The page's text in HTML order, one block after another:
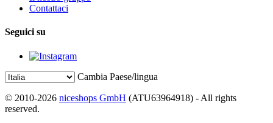
Contattaci
Seguici su
Cambia Paese/lingua
© 2010-2026 niceshops GmbH (ATU63964918) - All rights
reserved.